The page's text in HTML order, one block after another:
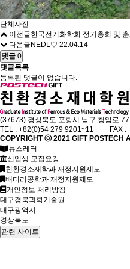
단체사진
이전글한국전기화학회 정기총회 및
다음글 NEDL♡ 22.04.14
댓글 0
댓글목록
등록된 댓글이 없습니다.
(37673) 경상북도 포항시 남구 청암로
TEL : +82(0)54 279 9201~11 FAX :
COPYRIGHT ⓒ 2021 GIFTPOSTECH
뉴스레터
신입생 모집요강
친환경소재학과 재정지원제도
배터리공학과 재정지원제도
개인정보 처리방침
대구경북과학기술원
대구광역시
경상북도
관련 사이트